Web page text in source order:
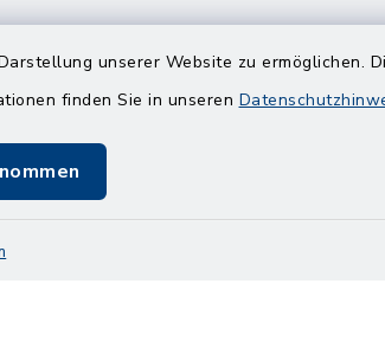
unserer Website zu ermöglichen.
finden Sie in unseren